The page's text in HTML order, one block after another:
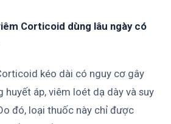
Corticoid dùng lâu ngày có
kéo dài có nguy cơ gây
huyết áp, viêm loét dạ dày và suy
đó, loại thuốc này chỉ được